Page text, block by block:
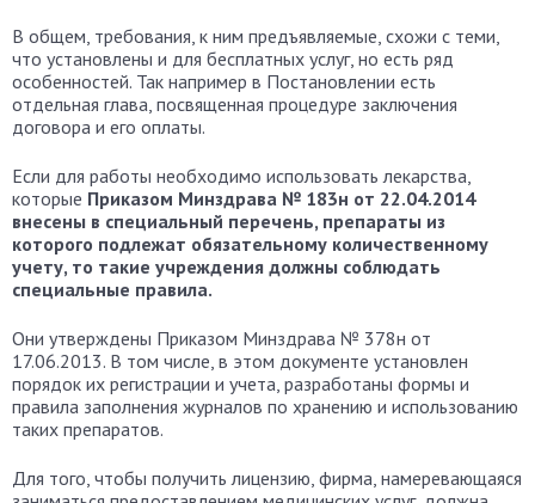
В общем, требования, к ним предъявляемые, схожи с теми,
что установлены и для бесплатных услуг, но есть ряд
особенностей. Так например в Постановлении есть
отдельная глава, посвященная процедуре заключения
договора и его оплаты.
Если для работы необходимо использовать лекарства,
которые Приказом Минздрава № 183н от 22.04.2014
внесены в специальный перечень, препараты из
которого подлежат обязательному количественному
учету, то такие учреждения должны соблюдать
специальные правила.
Они утверждены Приказом Минздрава № 378н от
17.06.2013. В том числе, в этом документе установлен
порядок их регистрации и учета, разработаны формы и
правила заполнения журналов по хранению и использованию
таких препаратов.
Для того, чтобы получить лицензию, фирма, намеревающаяся